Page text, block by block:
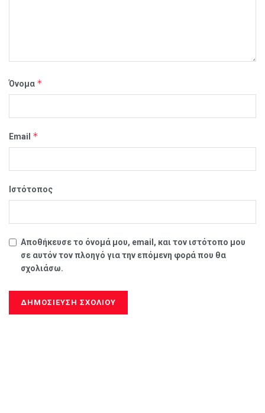
Όνομα *
Email *
Ιστότοπος
Αποθήκευσε το όνομά μου, email, και τον ιστότοπο μου
σε αυτόν τον πλοηγό για την επόμενη φορά που θα
σχολιάσω.